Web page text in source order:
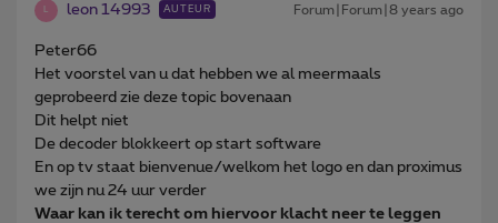
L leon 14993 AUTEUR Forum|Forum|8 years ago
Peter66
Het voorstel van u dat hebben we al meermaals
geprobeerd zie deze topic bovenaan
Dit helpt niet
De decoder blokkeert op start software
En op tv staat bienvenue/welkom het logo en dan proximus
we zijn nu 24 uur verder
Waar kan ik terecht om hiervoor klacht neer te leggen